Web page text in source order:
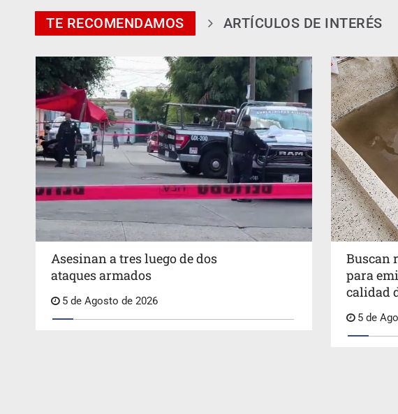
TE RECOMENDAMOS ARTÍCULOS DE INTERÉS
Asesinan a tres luego de dos
ataques armados
5 de Agosto de 2026
Buscan
para
calidad
5 de